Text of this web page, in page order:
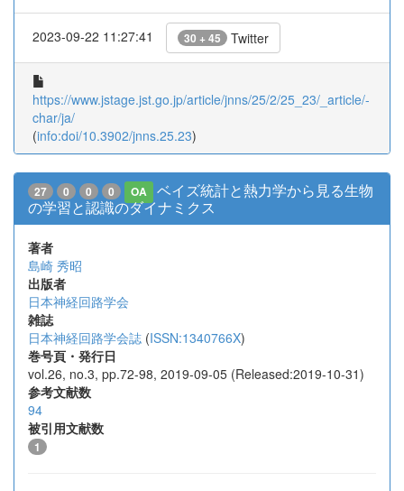
2023-09-22 11:27:41 30 + 45 Twitter
https://www.jstage.jst.go.jp/article/jnns/25/2/25_23/_article/-
char/ja/
(info:doi/10.3902/jnns.25.23)
27 0 0 0 OA
ベイズ統計と熱力学から見る生物
の学習と認識のダイナミクス
著者
島崎 秀昭
出版者
日本神経回路学会
雑誌
日本神経回路学会誌 (ISSN:1340766X)
巻号頁・発行日
vol.26, no.3, pp.72-98, 2019-09-05 (Released:2019-10-31)
参考文献数
94
被引用文献数
1